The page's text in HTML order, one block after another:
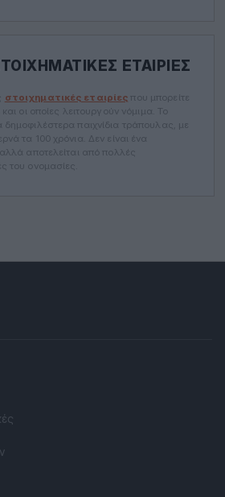
ΕΤΑΙΡΊΕΣ
στοιχηματικές εταιρίες που μπορείτε
οι οποίες λειτουργούν νόμιμα. Το
δημοφιλέστερα παιχνίδια τράπουλας, με
τα 100 χρόνια. Δεν είναι ένα
αποτελείται από πολλές
του ονομασίες.